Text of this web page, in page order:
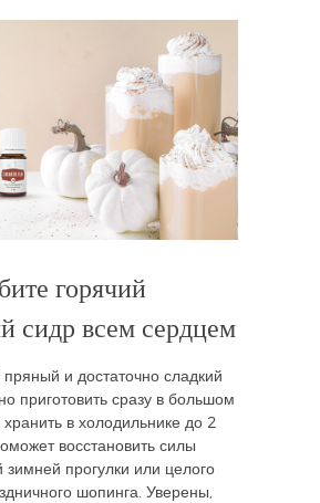
горячий
сидр всем сердцем
пряный и достаточно сладкий
приготовить сразу в большом
хранить в холодильнике до 2
восстановить силы
зимней прогулки или целого
шопинга. Уверены,